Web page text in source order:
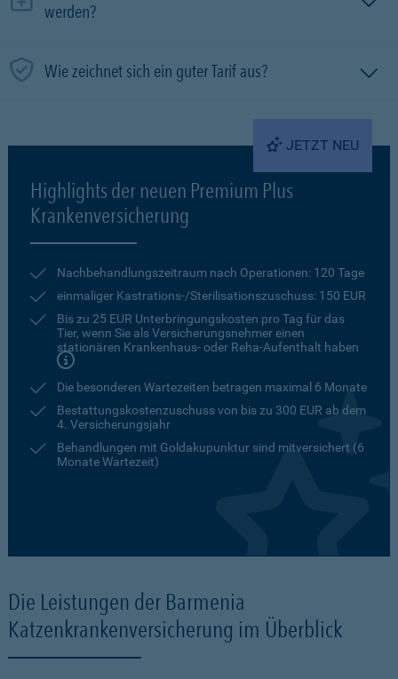
werden?
Wie zeichnet sich ein guter Tarif aus?
JETZT NEU
Highlights der neuen Premium Plus
Krankenversicherung
Nachbehandlungszeitraum nach Operationen: 120 Tage
einmaliger Kastrations-/Sterilisationszuschuss: 150 EUR
Bis zu 25 EUR Unterbringungskosten pro Tag für das
Tier, wenn Sie als Versicherungsnehmer einen
stationären Krankenhaus- oder Reha-Aufenthalt haben
Die besonderen Wartezeiten betragen maximal 6 Monate
Bestattungskostenzuschuss von bis zu 300 EUR ab dem
4. Versicherungsjahr
Behandlungen mit Goldakupunktur sind mitversichert (6
Monate Wartezeit)
Die Leistungen der Barmenia
Katzenkrankenversicherung im Überblick